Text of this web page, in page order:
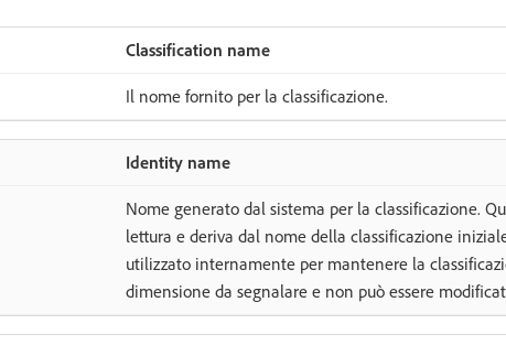
Classification name
Il nome fornito per la classificazione.
Identity name
Nome generato dal sistema per la classificazione.
lettura e deriva dal nome della classificazione
utilizzato internamente per mantenere la
dimensione da segnalare e non può essere